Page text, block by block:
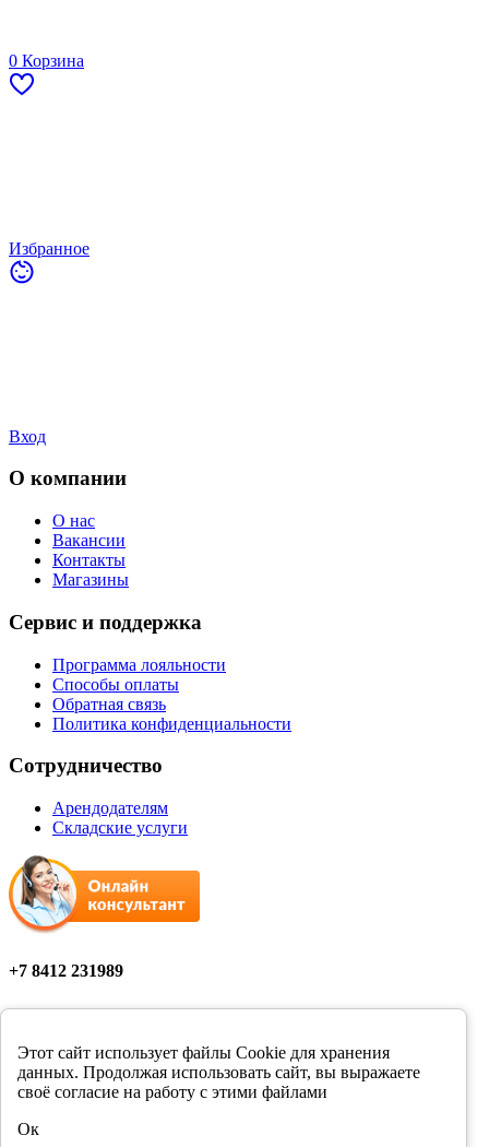
Этот сайт использует файлы Cookie для хранения
данных. Продолжая использовать сайт, вы выражаете
своё согласие на работу с этими файлами
Ок
0 Корзина
Избранное
Вход
О компании
О нас
Вакансии
Контакты
Магазины
Сервис и поддержка
Программа лояльности
Способы оплаты
Обратная связь
Политика конфиденциальности
Сотрудничество
Арендодателям
Складские услуги
+7 8412 231989
Мы в соцсетях
Цены в розничных магазинах Фортуна могут отличаться от
цен, указанных на сайте.